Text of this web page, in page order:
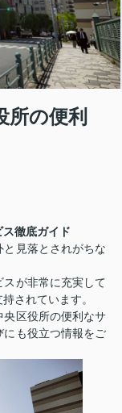
所の便利
ス徹底ガイド
見落とされがちな
が非常に充実して
されています。
央区役所の便利なサ
にも役立つ情報をご